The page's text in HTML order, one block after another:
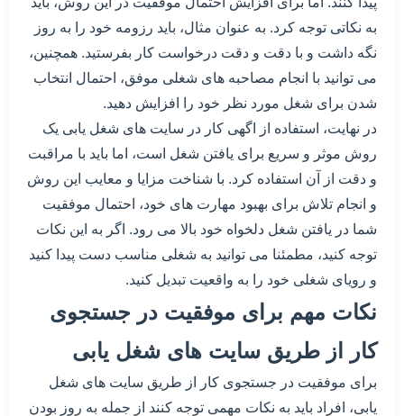
به نکاتی توجه کرد. به عنوان مثال، باید رزومه خود را به روز
نگه داشت و با دقت و دقت درخواست کار بفرستید. همچنین،
می توانید با انجام مصاحبه های شغلی موفق، احتمال انتخاب
شدن برای شغل مورد نظر خود را افزایش دهید.
در نهایت، استفاده از اگهی کار در سایت های شغل یابی یک
روش موثر و سریع برای یافتن شغل است، اما باید با مراقبت
و دقت از آن استفاده کرد. با شناخت مزایا و معایب این روش
و انجام تلاش برای بهبود مهارت های خود، احتمال موفقیت
شما در یافتن شغل دلخواه خود بالا می رود. اگر به این نکات
توجه کنید، مطمئنا می توانید به شغلی مناسب دست پیدا کنید
و رویای شغلی خود را به واقعیت تبدیل کنید.
نکات مهم برای موفقیت در جستجوی
کار از طریق سایت های شغل یابی
برای موفقیت در جستجوی کار از طریق سایت های شغل
یابی، افراد باید به نکات مهمی توجه کنند از جمله به روز بودن